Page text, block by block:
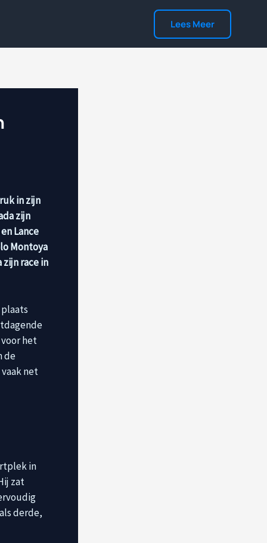
Lees Meer
in zijn
zijn
Lance
Montoya
race in
voor het
de
net
in
zat
derde,